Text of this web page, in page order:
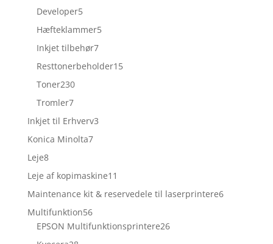
varer
Developer55
varer
Hæfteklammer55
Inkjet tilbehør77
varer
Resttonerbeholder1515
Toner230230
Tromler77
varer
Inkjet til Erhverv33
Konica Minolta77
Leje88
varer
Leje af kopimaskine11
Maintenance kit & reservedele til laserprintere66
Multifunktion5656
varer
EPSON Multifunktionsprintere2626